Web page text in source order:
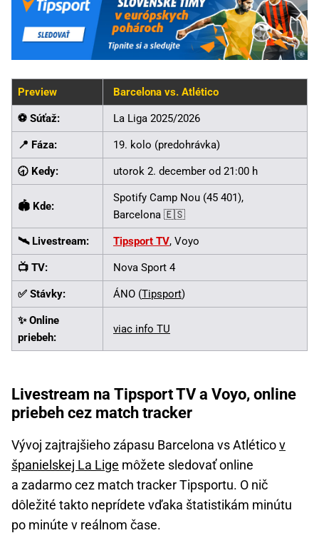
Preview Barcelona vs. Atlético
⚽ Súťaž: La Liga 2025/2026
📍 Fáza: 19. kolo (predohrávka)
🕣 Kedy: utorok 2. december od 21:00 h
🏟️ Kde:
Spotify Camp Nou (45 401),
Barcelona 🇪🇸
🛰️ Livestream: Tipsport TV, Voyo
📺 TV: Nova Sport 4
✅ Stávky: ÁNO (Tipsport)
✨ Online
priebeh:
viac info TU
Livestream na Tipsport TV a Voyo, online
priebeh cez match tracker
Vývoj zajtrajšieho zápasu Barcelona vs Atléticov
španielskej La Lige môžete sledovať online
a zadarmo cez match tracker Tipsportu. O nič
dôležité takto neprídete vďaka štatistikám minútu
po minúte v reálnom čase.